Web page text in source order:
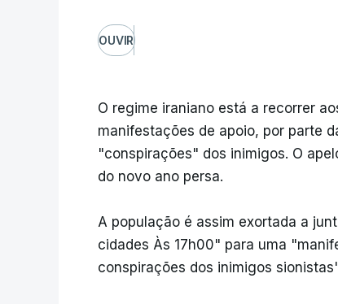
OUVIR
O regime iraniano está a recorrer
manifestações de apoio, por parte
"conspirações" dos inimigos. O
do novo ano persa.
A população é assim exortada a
cidades Às 17h00" para uma
conspirações dos inimigos